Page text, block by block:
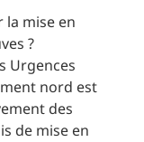
la mise en
?
Urgences
nord est
des
de mise en